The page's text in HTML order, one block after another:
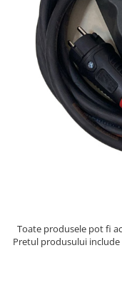
Neopren
Siliconice
Toate produsele pot fi
Pretul produsului include